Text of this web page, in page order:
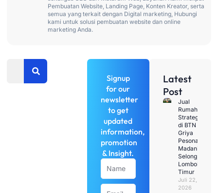
Pembuatan Website, Landing Page, Konten Kreator, serta
semua yang terkait dengan Digital marketing, Hubungi
kami untuk solusi pembuatan website dan online
marketing Anda.
Latest
Post
Jual
Rumah
Strategis
di BTN
Griya
Pesona
Madani
Selong,
Lombok
Timur
Juli 22,
2026
Signup
for our
newsletter
to get
updated
information,
promotion
& Insight.
Name
Email